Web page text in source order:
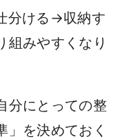
分ける→収納す
組みやすくなり
分にとっての整
」を決めておく